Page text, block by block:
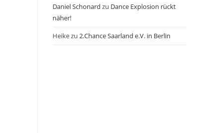
Daniel Schonard zu Dance Explosion rückt
näher!
Heikezu 2.Chance Saarland e.V. in Berlin